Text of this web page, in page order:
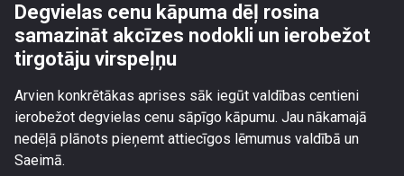
Degvielas cenu kāpuma dēļ rosina
samazināt akcīzes nodokli un ierobežot
tirgotāju virspeļņu
Arvien konkrētākas aprises sāk iegūt valdības centieni
ierobežot degvielas cenu sāpīgo kāpumu. Jau nākamajā
nedēļā plānots pieņemt attiecīgos lēmumus valdībā un
Saeimā.